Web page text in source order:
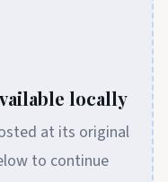
locally
at its original
to continue